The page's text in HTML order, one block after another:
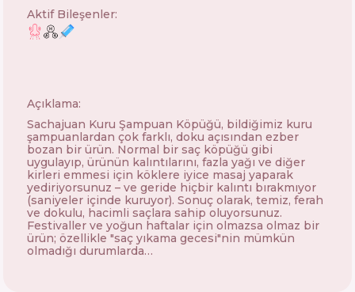
Aktif Bileşenler:
Açıklama:
Sachajuan Kuru Şampuan Köpüğü, bildiğimiz kuru
şampuanlardan çok farklı, doku açısından ezber
bozan bir ürün. Normal bir saç köpüğü gibi
uygulayıp, ürünün kalıntılarını, fazla yağı ve diğer
kirleri emmesi için köklere iyice masaj yaparak
yediriyorsunuz – ve geride hiçbir kalıntı bırakmıyor
(saniyeler içinde kuruyor). Sonuç olarak, temiz, ferah
ve dokulu, hacimli saçlara sahip oluyorsunuz.
Festivaller ve yoğun haftalar için olmazsa olmaz bir
ürün; özellikle "saç yıkama gecesi"nin mümkün
olmadığı durumlarda…